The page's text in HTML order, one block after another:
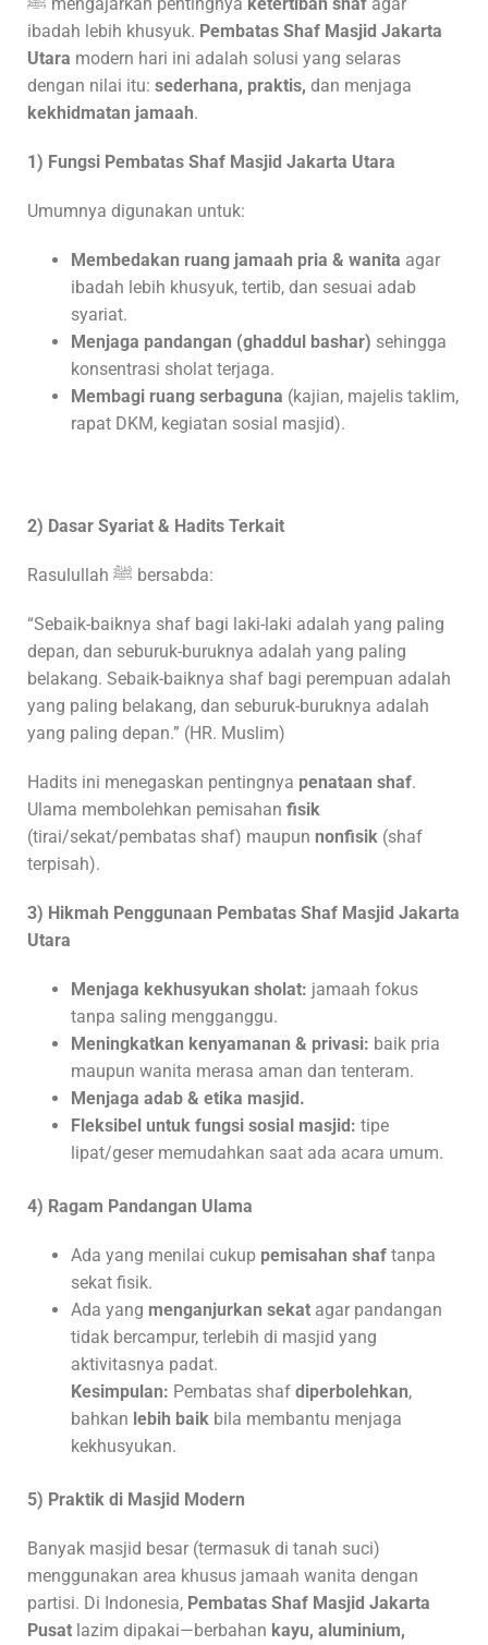
ibadah lebih khusyuk. Pembatas Shaf Masjid Jakarta
Utara modern hari ini adalah solusi yang selaras
dengan nilai itu: sederhana, praktis, dan menjaga
kekhidmatan jamaah.
1) Fungsi Pembatas Shaf Masjid Jakarta Utara
Umumnya digunakan untuk:
Membedakan ruang jamaah pria & wanita agar
ibadah lebih khusyuk, tertib, dan sesuai adab
syariat.
Menjaga pandangan (ghaddul bashar) sehingga
konsentrasi sholat terjaga.
Membagi ruang serbaguna (kajian, majelis taklim,
rapat DKM, kegiatan sosial masjid).
2) Dasar Syariat & Hadits Terkait
Rasulullah ﷺ bersabda:
“Sebaik-baiknya shaf bagi laki-laki adalah yang paling
depan, dan seburuk-buruknya adalah yang paling
belakang. Sebaik-baiknya shaf bagi perempuan adalah
yang paling belakang, dan seburuk-buruknya adalah
yang paling depan.” (HR. Muslim)
Hadits ini menegaskan pentingnya penataan shaf.
Ulama membolehkan pemisahan fisik
(tirai/sekat/pembatas shaf) maupun nonfisik (shaf
terpisah).
3) Hikmah Penggunaan Pembatas Shaf Masjid Jakarta
Utara
Menjaga kekhusyukan sholat: jamaah fokus
tanpa saling mengganggu.
Meningkatkan kenyamanan & privasi: baik pria
maupun wanita merasa aman dan tenteram.
Menjaga adab & etika masjid.
Fleksibel untuk fungsi sosial masjid: tipe
lipat/geser memudahkan saat ada acara umum.
4) Ragam Pandangan Ulama
Ada yang menilai cukup pemisahan shaf tanpa
sekat fisik.
Ada yang menganjurkan sekat agar pandangan
tidak bercampur, terlebih di masjid yang
aktivitasnya padat.
Kesimpulan: Pembatas shaf diperbolehkan,
bahkan lebih baik bila membantu menjaga
kekhusyukan.
5) Praktik di Masjid Modern
Banyak masjid besar (termasuk di tanah suci)
menggunakan area khusus jamaah wanita dengan
partisi. Di Indonesia, Pembatas Shaf Masjid Jakarta
Pusat lazim dipakai—berbahan kayu, aluminium,